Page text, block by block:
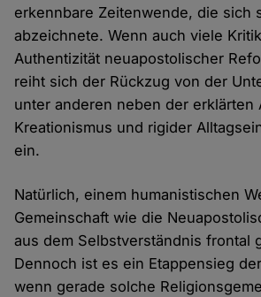
erkennbare Zeitenwende, die sich
abzeichnete. Wenn auch viele
Authentizität neuapostolischer
reiht sich der Rückzug von der
unter anderen neben der erklärten
Kreationismus und rigider
ein.
Natürlich, einem humanistischen
Gemeinschaft wie die
aus dem Selbstverständnis frontal
Dennoch ist es ein Etappensieg
wenn gerade solche